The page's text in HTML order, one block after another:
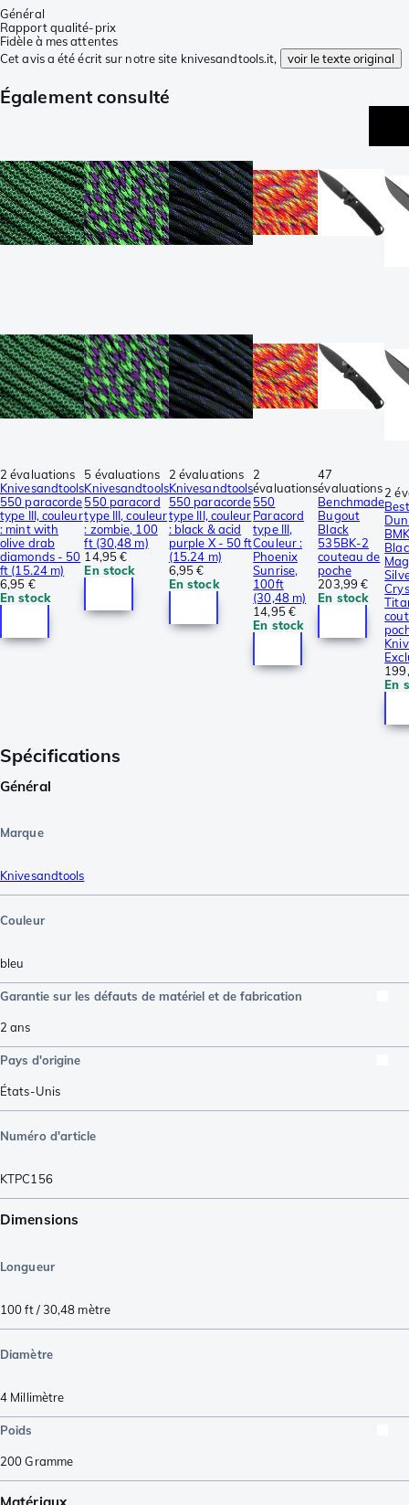
Général
Rapport qualité-prix
Fidèle à mes attentes
Cet avis a été écrit sur notre site knivesandtools.it,
voir le texte original
Également consulté
2 évaluations
Knivesandtools
550 paracorde
type III, couleur
: mint with
olive drab
diamonds - 50
ft (15.24 m)
6,95 €
En stock
5 évaluations
Knivesandtools
550 paracord
type III, couleur
: zombie, 100
ft (30,48 m)
14,95 €
En stock
2 évaluations
Knivesandtools
550 paracorde
type III, couleur
: black & acid
purple X - 50 ft
(15.24 m)
6,95 €
En stock
2
évaluations
550
Paracord
type III,
Couleur :
Phoenix
Sunrise,
100ft
(30,48 m)
14,95 €
En stock
47
évaluations
Benchmade
Bugout
Black
535BK-2
couteau de
poche
203,99 €
En stock
2
En
Spécifications
Général
Marque
Knivesandtools
Couleur
bleu
Garantie sur les défauts de matériel et de fabrication
2 ans
Pays d'origine
États-Unis
Numéro d'article
KTPC156
Dimensions
Longueur
100 ft / 30,48 mètre
Diamètre
4 Millimètre
Poids
200Gramme